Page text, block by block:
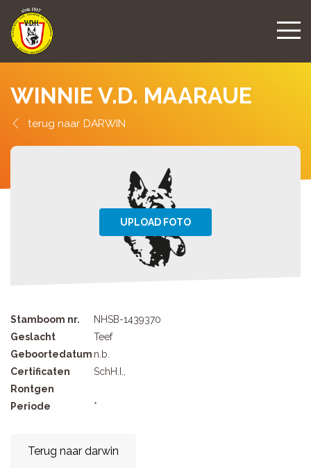
WINNIE V.D. MAARAUE
DARWIN
Stamboom nr.
NHSB-1439370
Geslacht
Teef
Geboortedatum n.b.
Certificaten
SchH.I.,
Rontgen
Periode
*
Terug naar darwin